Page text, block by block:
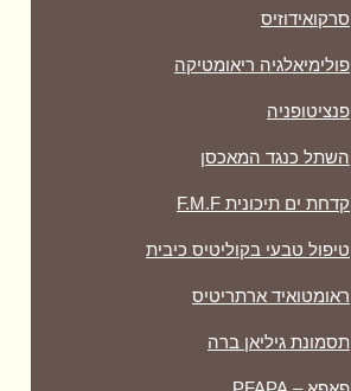
סרקואידוזיס
פולימיאלגיה ריאומטיקה
‏פנציטופניה
השתל כנגד המאכסן
קדחת ים תיכונית F.M.F
טיפול טבעי בקוליטיס כיבית
ראומטואיד ארתריטיס
תסמונת גיליאן ברה